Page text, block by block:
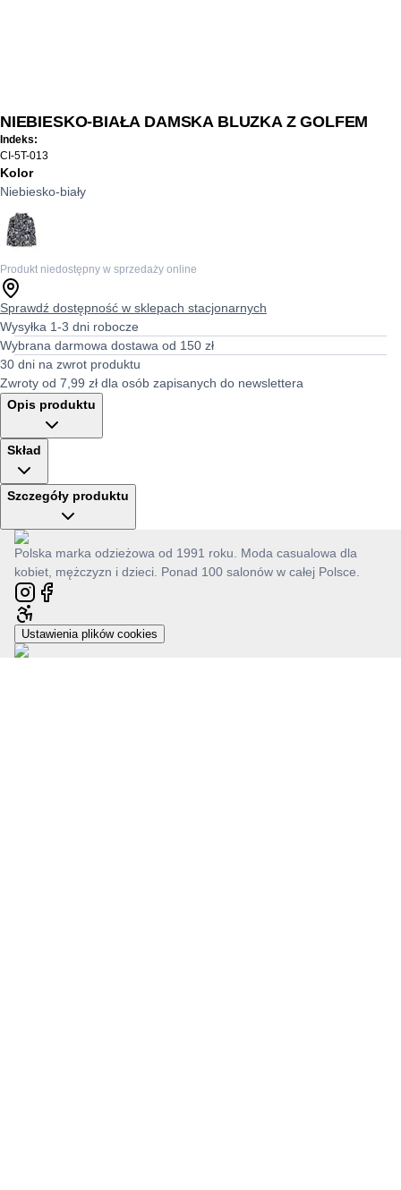
NIEBIESKO-BIAŁA DAMSKA BLUZKA Z GOLFEM
Indeks:
CI-5T-013
Kolor
Niebiesko-biały
Produkt niedostępny w sprzedaży online
Sprawdź dostępność w sklepach stacjonarnych
Wysyłka 1-3 dni robocze
Wybrana darmowa dostawa od 150 zł
30 dni na zwrot produktu
Zwroty od 7,99 zł dla osób zapisanych do newslettera
Opis produktu
Skład
Szczegóły produktu
Polska marka odzieżowa od 1991 roku. Moda casualowa dla
kobiet, mężczyzn i dzieci. Ponad 100 salonów w całej Polsce.
Ustawienia plików cookies